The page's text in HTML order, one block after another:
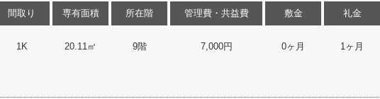
間取り
1K
専有面積
20.11㎡
所在階
9階
管理費・共益費
7,000円
敷金
0ヶ月
礼金
1ヶ月